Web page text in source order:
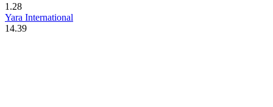
1.28
Yara International
14.39